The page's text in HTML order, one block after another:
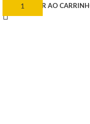
ADICIONAR AO